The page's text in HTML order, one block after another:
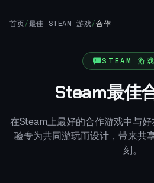
首页/最佳 STEAM 游戏/合作
STEAM 游戏
Steam最佳
在Steam上最好的合作游戏中与
验专为共同游玩而设计，带来共
刻。